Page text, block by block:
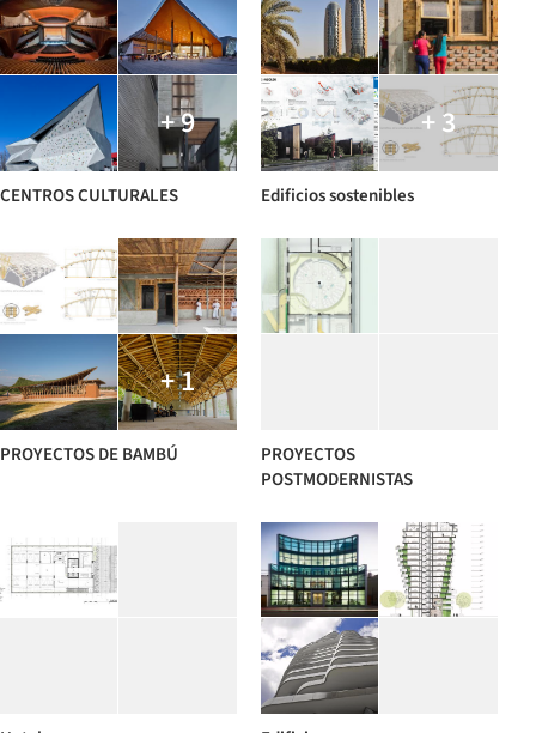
+ 9
CENTROS CULTURALES
+ 3
Edificios sostenibles
+ 1
PROYECTOS DE BAMBÚ
PROYECTOS
POSTMODERNISTAS